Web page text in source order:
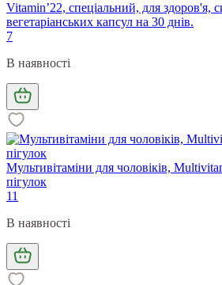
Vitamin’22, спеціальний, для здоров'я,
вегетаріанських капсул на 30 днів.
7
В наявності
Мультивітаміни для чоловіків,
пігулок
11
В наявності